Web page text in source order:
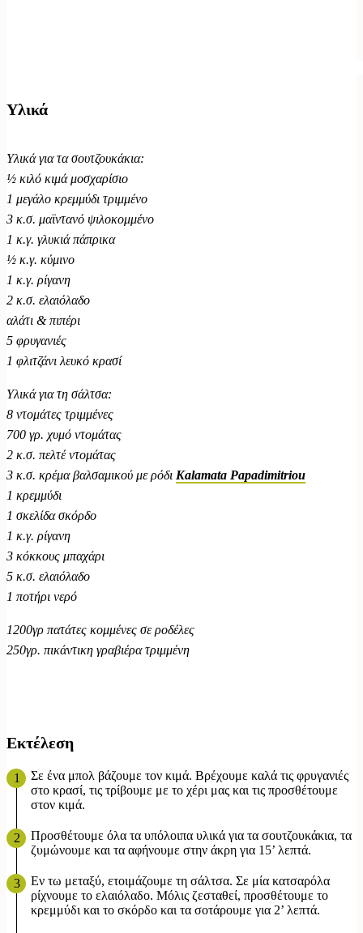
Υλικά
Υλικά για τα σουτζουκάκια:
½ κιλό κιμά μοσχαρίσιο
1 μεγάλο κρεμμύδι τριμμένο
3 κ.σ. μαϊντανό ψιλοκομμένο
1 κ.γ. γλυκιά πάπρικα
½ κ.γ. κύμινο
1 κ.γ. ρίγανη
2 κ.σ. ελαιόλαδο
αλάτι & πιπέρι
5 φρυγανιές
1 φλιτζάνι λευκό κρασί
Υλικά για τη σάλτσα:
8 ντομάτες τριμμένες
700 γρ. χυμό ντομάτας
2 κ.σ. πελτέ ντομάτας
3 κ.σ. κρέμα βαλσαμικού με ρόδι Kalamata Papadimitriou
1 κρεμμύδι
1 σκελίδα σκόρδο
1 κ.γ. ρίγανη
3 κόκκους μπαχάρι
5 κ.σ. ελαιόλαδο
1 ποτήρι νερό
1200γρ πατάτες κομμένες σε ροδέλες
250γρ. πικάντικη γραβιέρα τριμμένη
Εκτέλεση
Σε ένα μπολ βάζουμε τον κιμά. Βρέχουμε καλά τις φρυγανιές
στο κρασί, τις τρίβουμε με το χέρι μας και τις προσθέτουμε
στον κιμά.
Προσθέτουμε όλα τα υπόλοιπα υλικά για τα σουτζουκάκια, τα
ζυμώνουμε και τα αφήνουμε στην άκρη για 15’ λεπτά.
Εν τω μεταξύ, ετοιμάζουμε τη σάλτσα. Σε μία κατσαρόλα
ρίχνουμε το ελαιόλαδο. Μόλις ζεσταθεί, προσθέτουμε το
κρεμμύδι και το σκόρδο και τα σοτάρουμε για 2’ λεπτά.